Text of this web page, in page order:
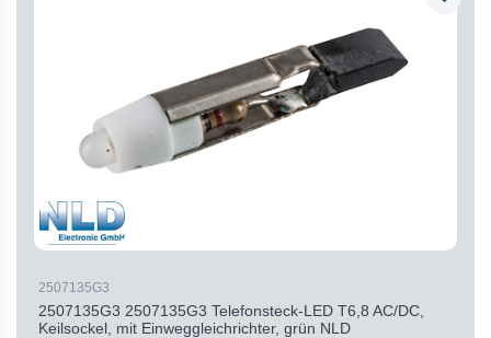
2507135G3
2507135G3 2507135G3 Telefonsteck-LED T6,8 AC/DC,
Keilsockel, mit Einweggleichrichter, grün NLD